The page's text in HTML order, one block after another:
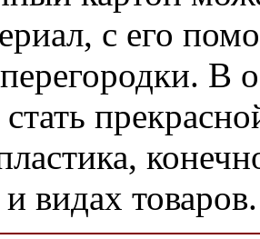
с его
перегородки. В
видах товаров.